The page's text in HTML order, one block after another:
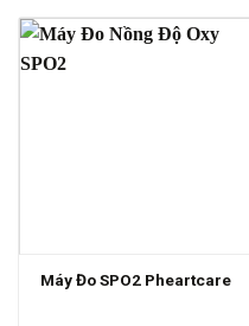
Máy Đo SPO2 Pheartcare